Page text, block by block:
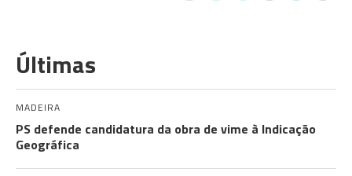
Últimas
MADEIRA
PS defende candidatura da obra de vime à Indicação
Geográfica